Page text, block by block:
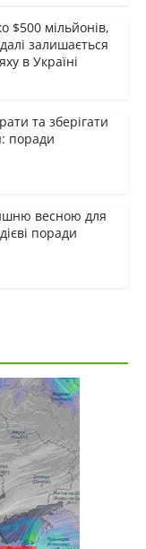
$500 мільйонів,
залишається
в Україні
та зберігати
поради
весною для
поради